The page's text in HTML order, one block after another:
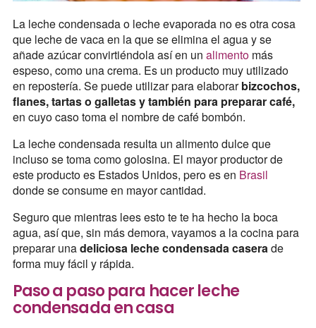
La leche condensada o leche evaporada no es otra cosa
que leche de vaca en la que se elimina el agua y se
añade azúcar convirtiéndola así en un alimento más
espeso, como una crema. Es un producto muy utilizado
en repostería. Se puede utilizar para elaborarbizcochos,
flanes, tartas o galletas y también para preparar café,
en cuyo caso toma el nombre de café bombón.
La leche condensada resulta un alimento dulce que
incluso se toma como golosina. El mayor productor de
este producto es Estados Unidos, pero es en Brasil
donde se consume en mayor cantidad.
Seguro que mientras lees esto te te ha hecho la boca
agua, así que, sin más demora, vayamos a la cocina para
preparar unadeliciosa leche condensada caserade
forma muy fácil y rápida.
Paso a paso para hacer leche
condensada en casa